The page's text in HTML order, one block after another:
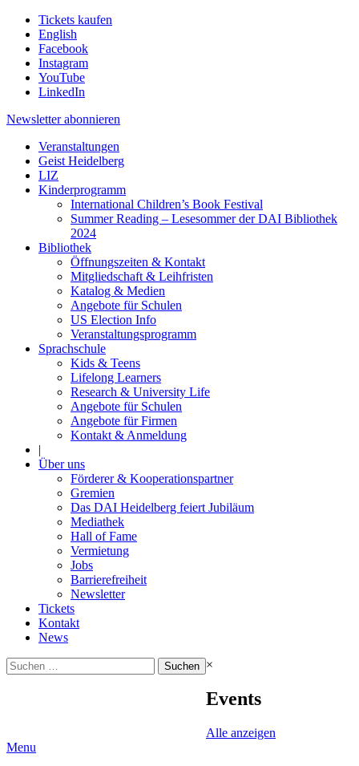
Tickets kaufen
English
Facebook
Instagram
YouTube
LinkedIn
Newsletter abonnieren
Veranstaltungen
Geist Heidelberg
LIZ
Kinderprogramm
International Children’s Book Festival
Summer Reading – Lesesommer der DAI Bibliothek
2024
Bibliothek
Öffnungszeiten & Kontakt
Mitgliedschaft & Leihfristen
Katalog & Medien
Angebote für Schulen
US Election Info
Veranstaltungsprogramm
Sprachschule
Kids & Teens
Lifelong Learners
Research & University Life
Angebote für Schulen
Angebote für Firmen
Kontakt & Anmeldung
|
Über uns
Förderer & Kooperationspartner
Gremien
Das DAI Heidelberg feiert Jubiläum
Mediathek
Hall of Fame
Vermietung
Jobs
Barrierefreiheit
Newsletter
Tickets
Kontakt
News
Suchen
nach:
×
Events
Alle anzeigen
Menu